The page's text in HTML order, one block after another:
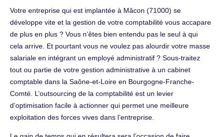
Votre entreprise qui est implantée à Mâcon (71000) se
développe vite et la gestion de votre comptabilité vous accapare
de plus en plus ? Vous n’êtes bien entendu pas le seul à qui
cela arrive. Et pourtant vous ne voulez pas alourdir votre masse
salariale en intégrant un employé administratif ? Sous-traitez
tout ou partie de votre gestion administrative à un cabinet
comptable dans la Saône-et-Loire en Bourgogne-Franche-
Comté. L’outsourcing de la comptabilité est un levier
d’optimisation facile à actionner qui permet une meilleure
exploitation des forces vives dans l’entreprise.